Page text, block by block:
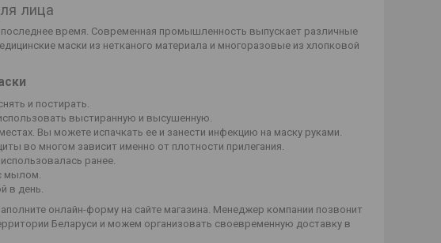
лица
время. Современная промышленность выпускает различные
маски из нетканого материала и многоразовые из хлопковой
и постирать.
выстиранную и высушенную.
Вы можете испачкать ее и занести инфекцию на маску руками.
во многом зависит именно от плотности прилегания.
ранее.
мылом.
в день.
онлайн-форму на сайте магазина. Менеджер компании позвонит
Беларуси и можем организовать своевременную доставку в